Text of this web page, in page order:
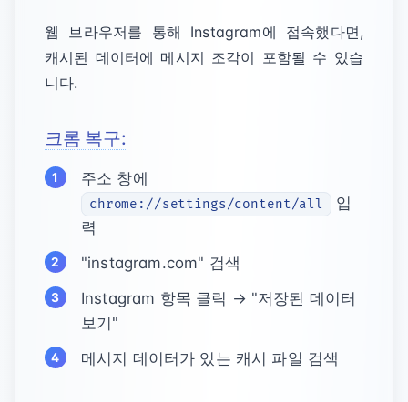
웹 브라우저를 통해 Instagram에 접속했다면,
캐시된 데이터에 메시지 조각이 포함될 수 있습
니다.
크롬 복구:
주소 창에
chrome://settings/content/all
입
력
"instagram.com" 검색
Instagram 항목 클릭 → "저장된 데이터
보기"
메시지 데이터가 있는 캐시 파일 검색